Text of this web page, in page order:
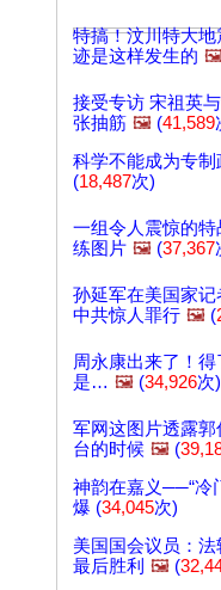
特搞！汶川特大
迹是这样发生的
接受专访 宋祖英
张抽筋 🖼️ (41,589
科学不能成为专制
(18,487次)
一组令人震惊的特
练图片 🖼️ (37,367
孙延军在美国家
中共惊人罪行 🖼️ (
周永康出来了！
是… 🖼️ (34,926次)
军网这图片透露
台的时候 🖼️ (
神韵在嘉义──“冷
爆 (34,045次)
美国国会议员：
最后胜利 🖼️ (